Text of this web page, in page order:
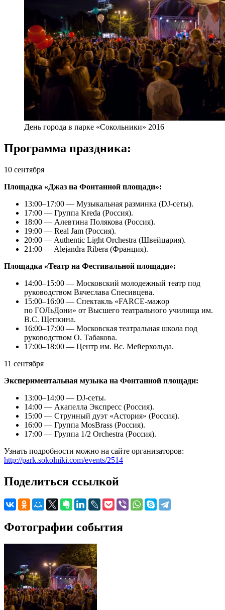
День города в парке «Сокольники» 2016
Программа праздника:
10 сентября
Площадка «Джаз на Фонтанной площади»:
13:00–17:00 — Музыкальная разминка (DJ-сеты).
17:00 — Группа Kreda (Россия).
18:00 — Алевтина Полякова (Россия).
19:00 — Real Jam (Россия).
20:00 — Authentic Light Orchestra (Швейцария).
21:00 — Alejandra Ribera (Франция).
Площадка «Театр на Фестивальной площади»:
14:00–15:00 — Московский молодежный театр под
руководством Вячеслава Спесивцева.
15:00–16:00 — Спектакль «FARCE-мажор
по ГОЛьДони» от Высшего театрального училища им.
В.С. Щепкина.
16:00–17:00 — Московская театральная школа под
руководством О. Табакова.
17:00–18:00 — Центр им. Вс. Мейерхольда.
11 сентября
Экспериментальная музыка на Фонтанной площади:
13:00–14:00 — DJ-сеты.
14:00 — Акапелла Экспресс (Россия).
15:00 — Струнный дуэт «Астория» (Россия).
16:00 — Группа MosBrass (Россия).
17:00 — Группа 1/2 Orchestra (Россия).
Узнать подробности можно на сайте организаторов:
http://park.sokolniki.com/events/2514
Поделиться ссылкой
Фотографии события